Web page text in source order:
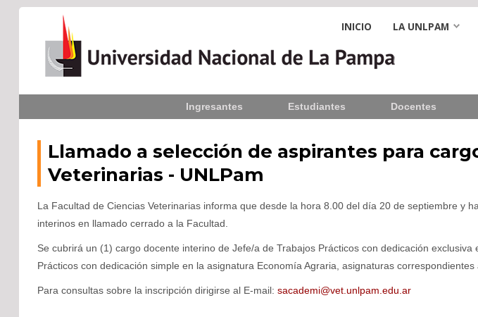
La UNLPam
Consejo Superior
Rectorado / Secretarías
Facultades
INICIO LA UNLPAM
Ingresantes Estudiantes Docentes
Llamado a selección de aspirantes para
Veterinarias - UNLPam
La Facultad de Ciencias Veterinarias informa que desde la hora 8.00 del día 20 de septiembre
interinos en llamado cerrado a la Facultad.
Se cubrirá un (1) cargo docente interino de Jefe/a de Trabajos Prácticos con dedicación
Prácticos con dedicación simple en la asignatura Economía Agraria, asignaturas correspondientes
Para consultas sobre la inscripción dirigirse al E-mail: sacademi@vet.unlpam.edu.ar